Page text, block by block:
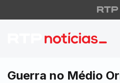
Israel
Guerra no Médio